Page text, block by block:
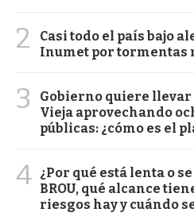
2
Casi todo el país bajo
Inumet por tormentas
3
Gobierno quiere
Vieja aprovechando
públicas: ¿cómo es el
4 ¿Por qué está lenta o
BROU, qué alcance
riesgos hay y cuándo